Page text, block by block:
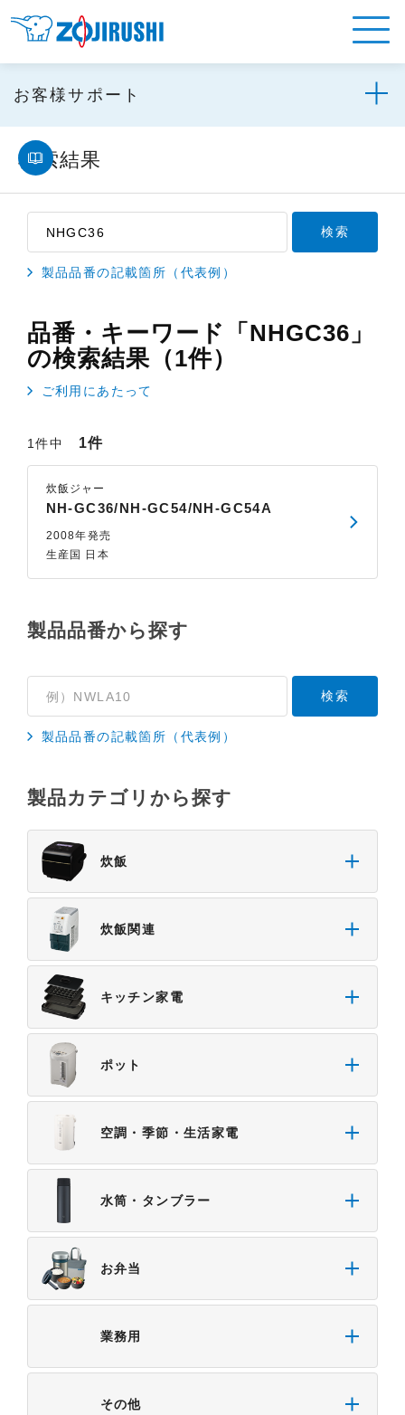
お客様サポート
検索結果
製品品番の記載箇所（代表例）
品番・キーワード「NHGC36」
の検索結果（1件）
ご利用にあたって
1件中 1件
炊飯ジャー
NH-GC36/NH-GC54/NH-GC54A
2008年発売
生産国 日本
製品品番から探す
製品品番の記載箇所（代表例）
製品カテゴリから探す
炊飯
炊飯関連
キッチン家電
ポット
空調・季節・生活家電
水筒・タンブラー
お弁当
業務用
その他